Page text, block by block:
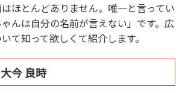
ほとんどありません。唯一と言ってい
んは自分の名前が言えない」です。広
て知って欲しくて紹介します。
今 良時